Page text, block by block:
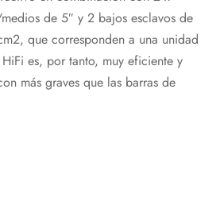
de 5″ y 2 bajos esclavos de
que corresponden a una unidad
es, por tanto, muy eficiente y
más graves que las barras de